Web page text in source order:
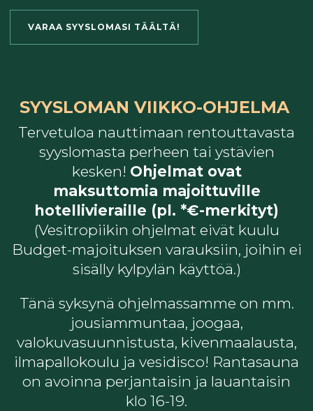
VARAA SYYSLOMASI TÄÄLTÄ!
SYYSLOMAN VIIKKO-OHJELMA
Tervetuloa nauttimaan rentouttavasta
syyslomasta perheen tai ystävien
kesken! Ohjelmat ovat
maksuttomia majoittuville
hotellivieraille (pl. *€-merkityt)
(Vesitropiikin ohjelmat eivät kuulu
Budget-majoituksen varauksiin, joihin ei
sisälly kylpylän käyttöä.)
Tänä syksynä ohjelmassamme on mm.
jousiammuntaa, joogaa,
valokuvasuunnistusta, kivenmaalausta,
ilmapallokoulu ja vesidisco! Rantasauna
on avoinna perjantaisin ja lauantaisin
klo 16-19.